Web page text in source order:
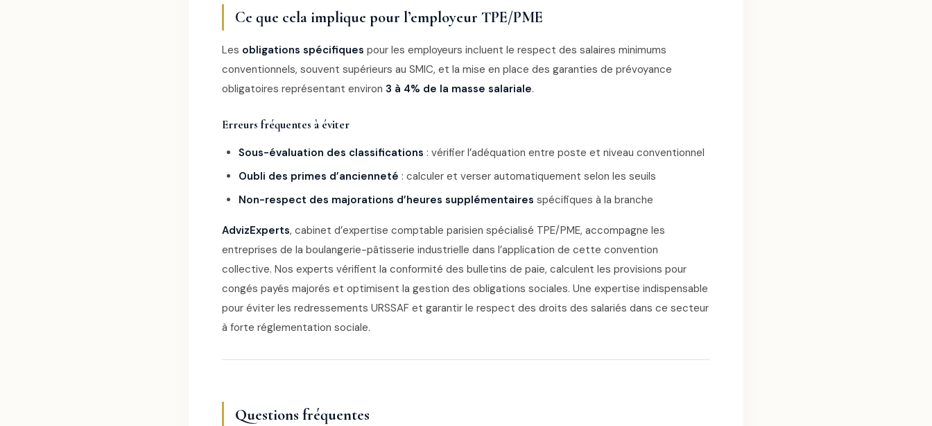
Ce que cela implique pour l’employeur TPE/PME
Les obligations spécifiques pour les employeurs incluent le respect des salaires minimums
conventionnels, souvent supérieurs au SMIC, et la mise en place des garanties de prévoyance
obligatoires représentant environ 3 à 4% de la masse salariale.
Erreurs fréquentes à éviter
Sous-évaluation des classifications : vérifier l’adéquation entre poste et niveau conventionnel
Oubli des primes d’ancienneté : calculer et verser automatiquement selon les seuils
Non-respect des majorations d’heures supplémentaires spécifiques à la branche
AdvizExperts, cabinet d’expertise comptable parisien spécialisé TPE/PME, accompagne les
entreprises de la boulangerie-pâtisserie industrielle dans l’application de cette convention
collective. Nos experts vérifient la conformité des bulletins de paie, calculent les provisions pour
congés payés majorés et optimisent la gestion des obligations sociales. Une expertise indispensable
pour éviter les redressements URSSAF et garantir le respect des droits des salariés dans ce secteur
à forte réglementation sociale.
Questions fréquentes